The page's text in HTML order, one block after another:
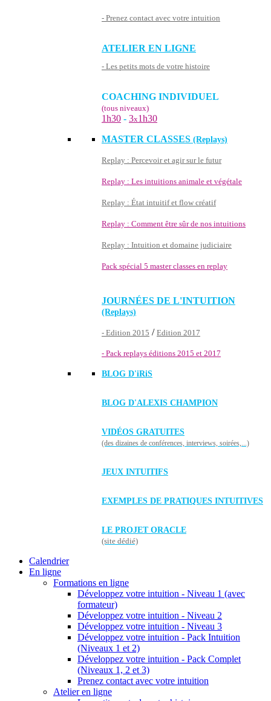
- Prenez contact avec votre intuition
ATELIER EN LIGNE
- Les petits mots de votre histoire
COACHING INDIVIDUEL
(tous niveaux)
1h30 - 3x1h30
MASTER CLASSES (Replays)
Replay : Percevoir et agir sur le futur
Replay : Les intuitions animale et végétale
Replay : État intuitif et flow créatif
Replay : Comment être sûr de nos intuitions
Replay : Intuition et domaine judiciaire
Pack spécial 5 master classes en replay
JOURNÉES DE L'INTUITION
(Replays)
- Edition 2015 / Edition 2017
- Pack replays éditions 2015 et 2017
BLOG D'iRiS
BLOG D'ALEXIS CHAMPION
VIDÉOS GRATUITES
(des dizaines de conférences, interviews, soirées,...)
JEUX INTUITIFS
EXEMPLES DE PRATIQUES INTUITIVES
LE PROJET ORACLE
(site dédié)
Calendrier
En ligne
Formations en ligne
Développez votre intuition - Niveau 1 (avec
formateur)
Développez votre intuition - Niveau 2
Développez votre intuition - Niveau 3
Développez votre intuition - Pack Intuition
(Niveaux 1 et 2)
Développez votre intuition - Pack Complet
(Niveaux 1, 2 et 3)
Prenez contact avec votre intuition
Atelier en ligne